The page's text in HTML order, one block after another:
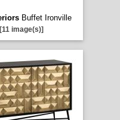
Buffet Ironville
[11 image(s)]